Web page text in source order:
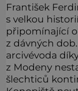
František
s velkou
připomínající
z dávných
arcivévoda
z Modeny
šlechticů